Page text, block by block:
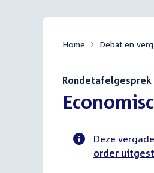
Home Debat en
Rondetafelgesprek
:
Deze
order